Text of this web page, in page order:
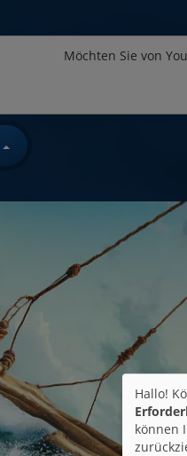
Möchten Sie von
Hallo!
können